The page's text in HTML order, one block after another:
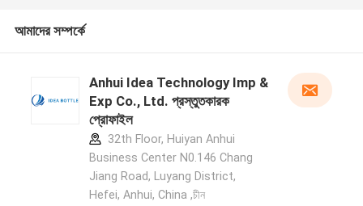
আমাদের সম্পর্কে
Anhui Idea Technology Imp &
Exp Co., Ltd. প্রস্তুতকারক
প্রোফাইল
32th Floor, Huiyan Anhui
Business Center N0.146 Chang
Jiang Road, Luyang District,
Hefei, Anhui, China ,চীন